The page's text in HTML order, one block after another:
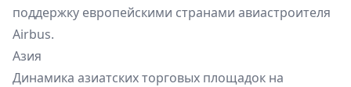
поддержку европейскими странами авиастроителя
Airbus.
Азия
Динамика азиатских торговых площадок на